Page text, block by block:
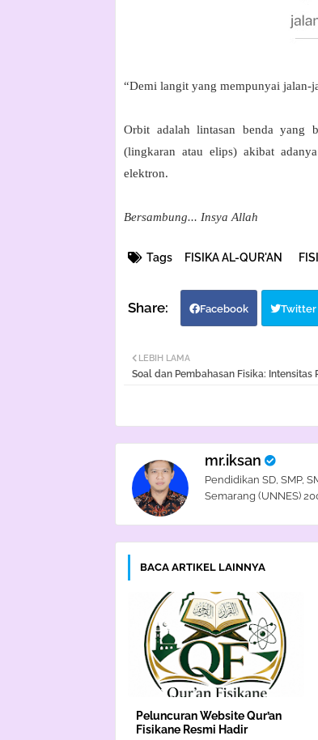
“Demi langit yang mempunyai jalan-
Orbit adalah lintasan benda yang
(lingkaran atau elips) akibat
elektron.
Bersambung... Insya Allah
Tags FISIKA AL-QUR'AN
Facebook Twitter
LEBIH LAMA
Soal dan Pembahasan Fisika: Intensitas
mr.iksan
Pendidikan SD, SMP,
Semarang (UNNES)
BACA ARTIKEL LAINNYA
Peluncuran Website Qur’an
Fisikane Resmi Hadir